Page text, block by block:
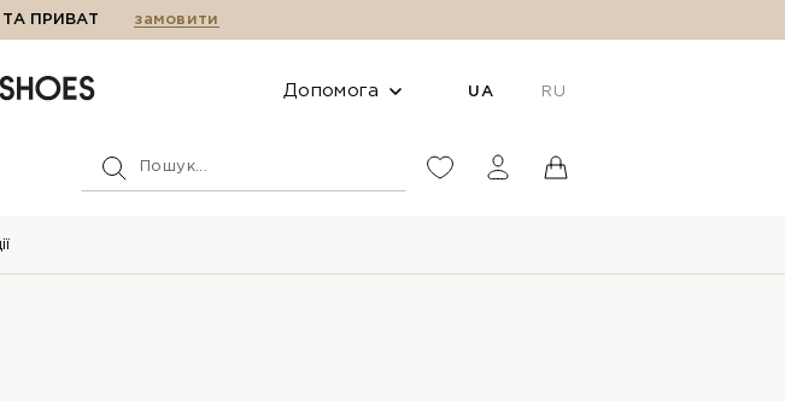
ПРИВАТ замовити
Допомога UA RU